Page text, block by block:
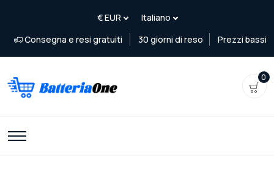
Consegna e resi gratuiti 30 giorni di reso Prezzi bassi
0